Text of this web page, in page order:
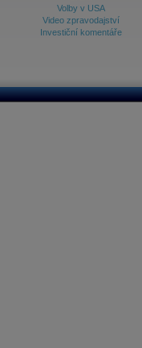
Volby v USA
Video zpravodajství
Investiční komentáře